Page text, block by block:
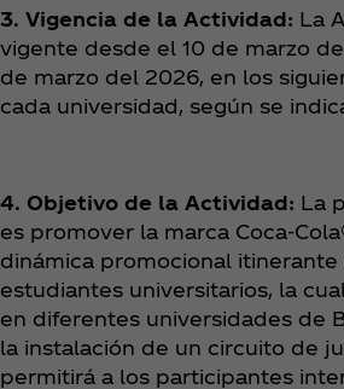
3. Vigencia de la Actividad: La
vigente desde el 10 de marzo
de marzo del 2026, en los
cada universidad, según se
4. Objetivo de la Actividad: La
es promover la marca
dinámica promocional itinerante
estudiantes universitarios, la
en diferentes universidades de
la instalación de un circuito de
permitirá a los participantes